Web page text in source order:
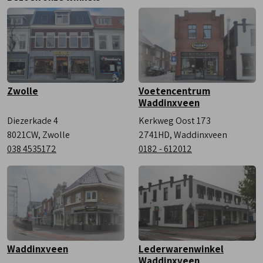
Zaterdag
9:00 - 17:00
Zwolle
Diezerkade 4
8021CW, Zwolle
038 4535172
Voetencentrum
Waddinxveen
Kerkweg Oost 173
2741HD, Waddinxveen
0182 - 612012
Waddinxveen
Lederwarenwinkel